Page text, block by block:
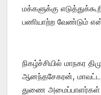
மக்களுக்கு
பணியாற்ற வேண்டும்
நிகழ்ச்சியில் மாநகர
ஆனந்தசேகரன்,
துணை